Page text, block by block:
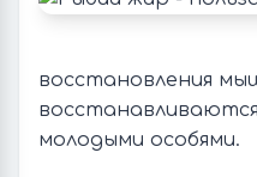
восстановления
молодыми особями.